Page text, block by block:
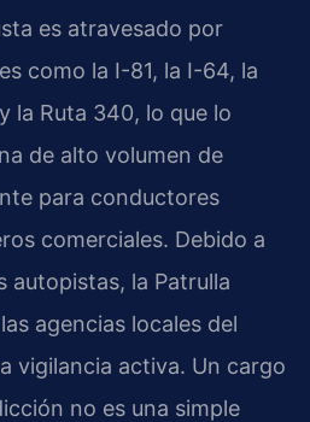
es atravesado por
como la I-81, la I-64, la
la Ruta 340, lo que lo
de alto volumen de
para conductores
comerciales. Debido a
autopistas, la Patrulla
agencias locales del
vigilancia activa. Un cargo
no es una simple